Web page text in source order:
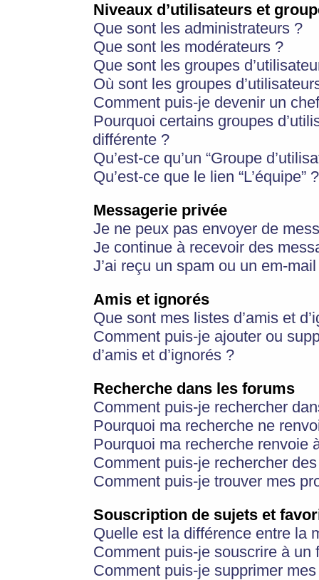
Niveaux d’utilisateurs et
Que sont les administrateurs ?
Que sont les modérateurs ?
Que sont les groupes
Où sont les groupes
Comment puis-je devenir un
Pourquoi certains groupes
différente ?
Qu’est-ce qu’un “Groupe
Qu’est-ce que le lien “L’équipe” ?
Messagerie privée
Je ne peux pas envoyer de
Je continue à recevoir des
J’ai reçu un spam ou un em-
Amis et ignorés
Que sont mes listes d’amis et
Comment puis-je ajouter ou
d’amis et d’ignorés ?
Recherche dans les forums
Comment puis-je rechercher
Pourquoi ma recherche ne
Pourquoi ma recherche renvoie
Comment puis-je rechercher
Comment puis-je trouver mes
Souscription de sujets et
Quelle est la différence entre la
Comment puis-je souscrire à
Comment puis-je supprimer